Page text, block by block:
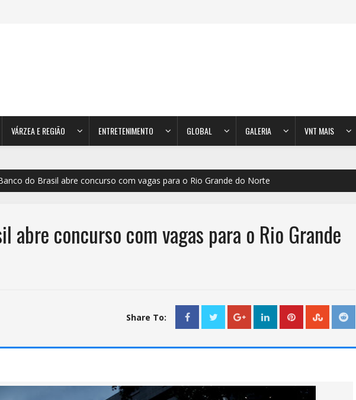
VÁRZEA E REGIÃO ENTRETENIMENTO GLOBAL GALERIA VNT MAIS
do Brasil abre concurso com vagas para o Rio Grande do Norte
abre concurso com vagas para o Rio Grande
Share To: